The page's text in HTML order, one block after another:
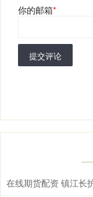
你的邮箱*
提交评论
在线期货配资 镇江长